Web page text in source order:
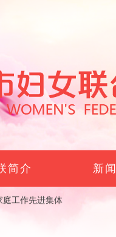
简介 新
庭工作先进集体